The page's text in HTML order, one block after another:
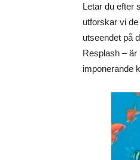
Letar du efter
utforskar vi
utseendet på
Resplash – är
imponerande